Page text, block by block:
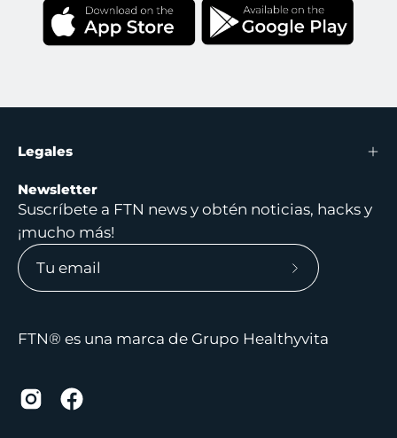
Legales
Newsletter
Suscríbete a FTN news y obtén noticias, hacks y
¡mucho más!
Suscríbete
boletín
FTN® es una marca de Grupo Healthyvita